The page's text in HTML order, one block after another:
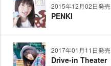
2015年12月02日発売
PENKI
2017年01月11日発売
Drive-in Theater